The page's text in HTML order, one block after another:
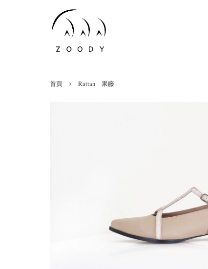
首頁 › Rattan 果藤